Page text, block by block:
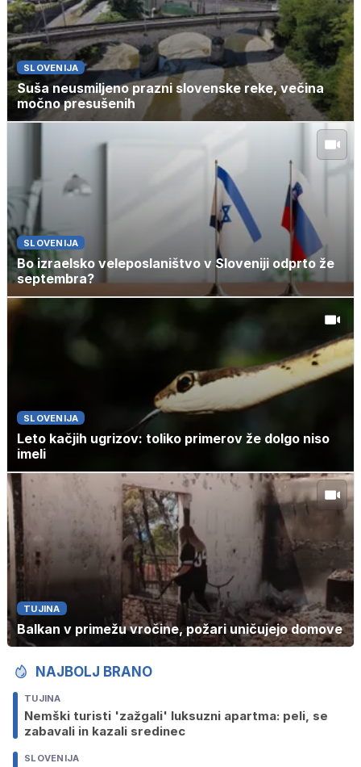
SLOVENIJA
Suša neusmiljeno prazni slovenske reke, večina
močno presušenih
SLOVENIJA
Bo izraelsko veleposlaništvo v Sloveniji odprto že
septembra?
SLOVENIJA
Leto kačjih ugrizov: toliko primerov že dolgo niso
imeli
TUJINA
Balkan v primežu vročine, požari uničujejo domove
NAJBOLJ BRANO
TUJINA
Nemški turisti 'zažgali' luksuzni apartma: peli, se
zabavali in kazali sredinec
SLOVENIJA